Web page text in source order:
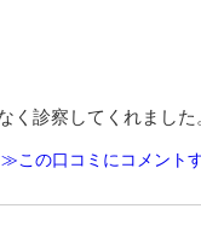
く診察してくれました
≫この口コミにコメント